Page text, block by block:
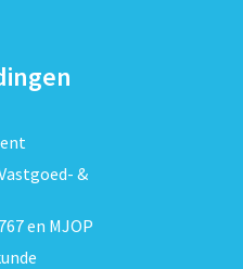
&
en MJOP